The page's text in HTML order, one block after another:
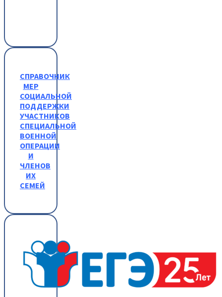
СПРАВОЧНИК
МЕР
СОЦИАЛЬНОЙ
ПОДДЕРЖКИ
УЧАСТНИКОВ
СПЕЦИАЛЬНОЙ
ВОЕННОЙ
ОПЕРАЦИИ
И
ЧЛЕНОВ
ИХ
СЕМЕЙ